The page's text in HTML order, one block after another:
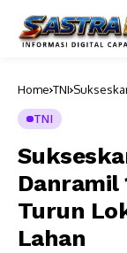
Home TNI
TNI
Danramil
Turun
Lahan